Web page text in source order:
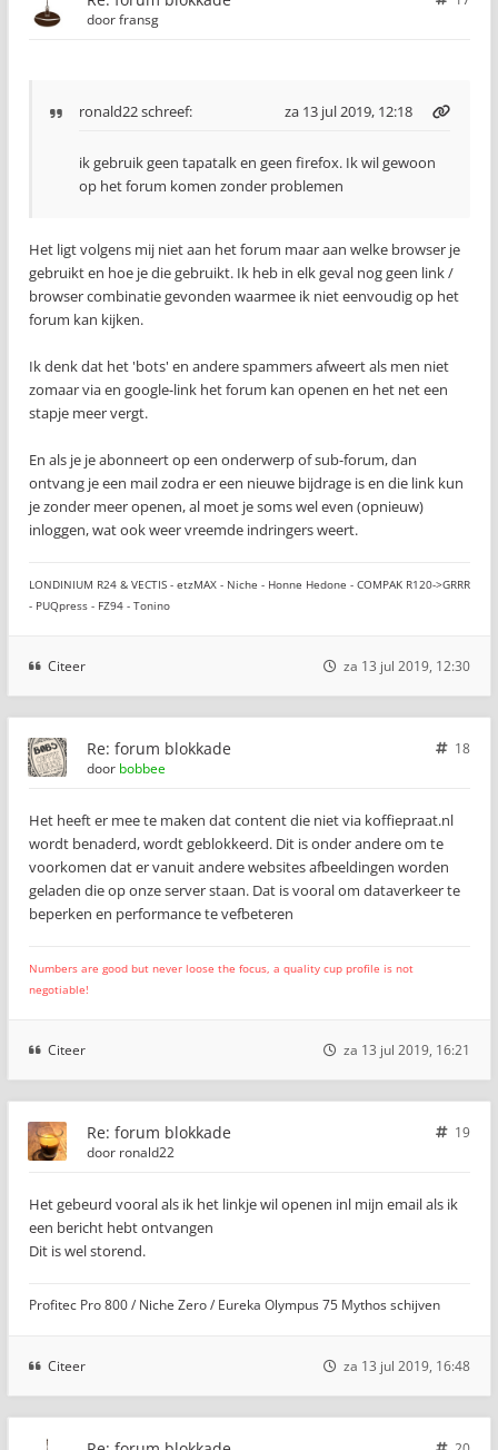
doorfransg
ronald22schreef: za 13 jul 2019, 12:18
ik gebruik geen tapatalk en geen firefox. Ik wil gewoon
op het forum komen zonder problemen
Het ligt volgens mij niet aan het forum maar aan welke browser je
gebruikt en hoe je die gebruikt. Ik heb in elk geval nog geen link /
browser combinatie gevonden waarmee ik niet eenvoudig op het
forum kan kijken.
Ik denk dat het 'bots' en andere spammers afweert als men niet
zomaar via en google-link het forum kan openen en het net een
stapje meer vergt.
En als je je abonneert op een onderwerp of sub-forum, dan
ontvang je een mail zodra er een nieuwe bijdrage is en die link kun
je zonder meer openen, al moet je soms wel even (opnieuw)
inloggen, wat ook weer vreemde indringers weert.
LONDINIUM R24 & VECTIS - etzMAX - Niche - Honne Hedone - COMPAK R120->GRRR
- PUQpress - FZ94 - Tonino
Citeer za 13 jul 2019, 12:30
Re: forum blokkade
18
door bobbee
Het heeft er mee te maken dat content die niet via koffiepraat.nl
wordt benaderd, wordt geblokkeerd. Dit is onder andere om te
voorkomen dat er vanuit andere websites afbeeldingen worden
geladen die op onze server staan. Dat is vooral om dataverkeer te
beperken en performance te vefbeteren
Numbers are good but never loose the focus, a quality cup profile is not
negotiable!
Citeer za 13 jul 2019, 16:21
Re: forum blokkade
19
door ronald22
Het gebeurd vooral als ik het linkje wil openen inl mijn email als ik
een bericht hebt ontvangen
Dit is wel storend.
Profitec Pro 800 / Niche Zero / Eureka Olympus 75 Mythos schijven
Citeer za 13 jul 2019, 16:48